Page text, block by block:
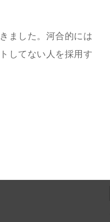
ました。河合的には
してない人を採用す